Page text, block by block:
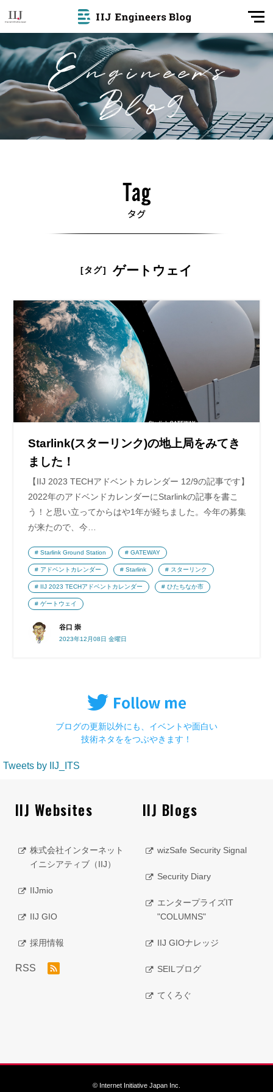
[タグ] ゲートウェイ
Starlink(スターリンク)の地上局をみてき
ました！
【IIJ 2023 TECHアドベントカレンダー 12/9の記事です】
2022年のアドベンドカレンダーにStarlinkの記事を書こ
う！と思い立ってからはや1年が経ちました。今年の募集
が来たので、今…
谷口 崇
2023年12月08日 金曜日
Starlink Ground Station GATEWAY
アドベントカレンダー Starlink スターリンク
IIJ 2023 TECHアドベントカレンダー ひたちなか市
ゲートウェイ
ブログの更新以外にも、イベントや面白い
技術ネタををつぶやきます！
Tweets by IIJ_ITS
IIJ Websites
株式会社インターネット
イニシアティブ（IIJ）
IIJmio
IIJ GIO
採用情報
RSS
IIJ Blogs
wizSafe Security Signal
Security Diary
エンタープライズIT
"COLUMNS"
IIJ GIOナレッジ
SEILブログ
てくろぐ
© Internet Initiative Japan Inc.